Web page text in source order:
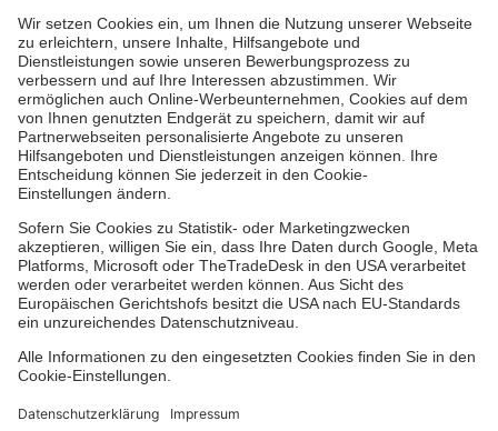
Die Johanniter GmbH führt das Spendenzertifikat
des Deutschen Spendenrats e.V.
Dienste & Leistungen
Mitarbeiten & Lernen